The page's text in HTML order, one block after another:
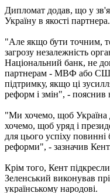
Дипломат додав, що у
Україну в якості партнера.
"Але якщо бути точним,
загрозу незалежність
Національний банк, не
партнерам - МВФ або
підтримку, якщо ці
реформ і змін", - пояснив
"Ми хочемо, щоб Україна
хочемо, щоб уряд і
для цього успіху повинні
реформи", - зазначив
Крім того, Кент
Зеленський виконував
українському народові.